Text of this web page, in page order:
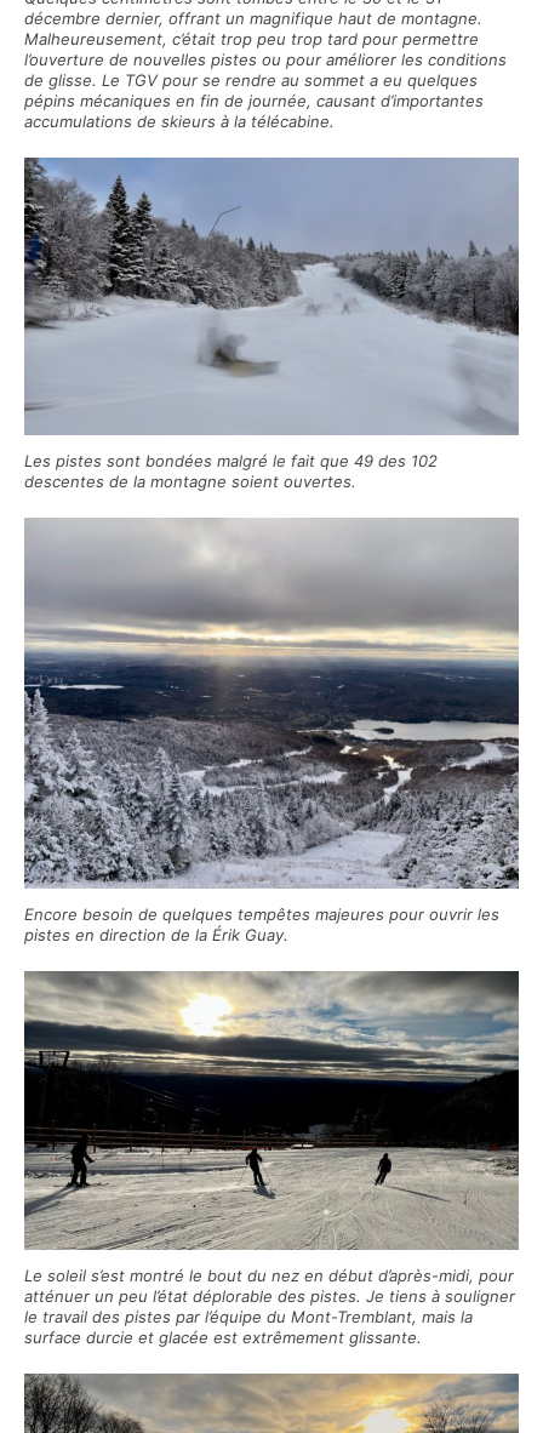
décembre dernier, offrant un magnifique haut de montagne.
Malheureusement, c’était trop peu trop tard pour permettre
l’ouverture de nouvelles pistes ou pour améliorer les conditions
de glisse. Le TGV pour se rendre au sommet a eu quelques
pépins mécaniques en fin de journée, causant d’importantes
accumulations de skieurs à la télécabine.
Les pistes sont bondées malgré le fait que 49 des 102
descentes de la montagne soient ouvertes.
Encore besoin de quelques tempêtes majeures pour ouvrir les
pistes en direction de la Érik Guay.
Le soleil s’est montré le bout du nez en début d’après-midi, pour
atténuer un peu l’état déplorable des pistes. Je tiens à souligner
le travail des pistes par l’équipe du Mont-Tremblant, mais la
surface durcie et glacée est extrêmement glissante.